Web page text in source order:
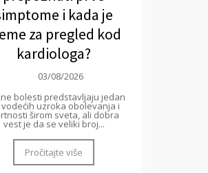
i kada je
za pregled kod
kardiologa?
03/08/2026
bolesti predstavljaju jedan
vodećih uzroka obolevanja i
širom sveta, ali dobra
vest je da se veliki broj...
Pročitajte više